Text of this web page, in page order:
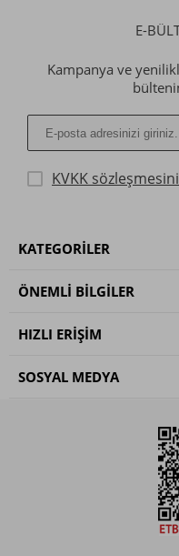
E-
Kampanya ve
KVKK sözleşmesini
KATEGORILER
ÖNEMLI BILGILER
HIZLI ERIŞIM
SOSYAL MEDYA